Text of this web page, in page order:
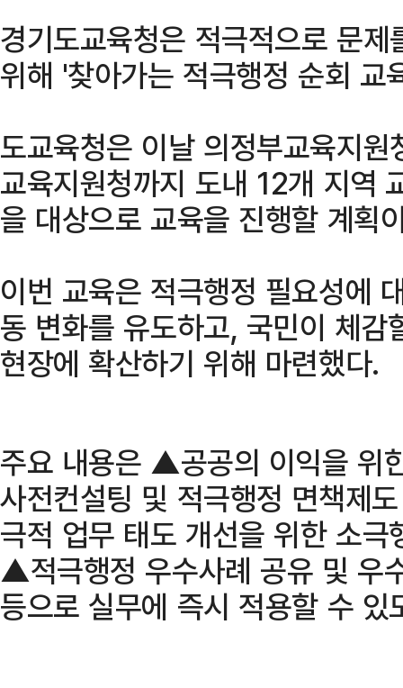
경기도교육청은 적극적으로 문
위해 '찾아가는 적극행정 순회 교
도교육청은 이날 의정부교육지
교육지원청까지 도내 12개 지역
을 대상으로 교육을 진행할 계획
이번 교육은 적극행정 필요성에
동 변화를 유도하고, 국민이 체
현장에 확산하기 위해 마련했다.
주요 내용은 ▲공공의 이익을 위
사전컨설팅 및 적극행정 면책제
극적 업무 태도 개선을 위한 소극
▲적극행정 우수사례 공유 및 우
등으로 실무에 즉시 적용할 수 있